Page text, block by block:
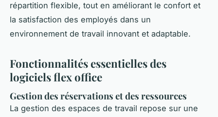
répartition flexible, tout en améliorant le confort et
la satisfaction des employés dans un
environnement de travail innovant et adaptable.
Fonctionnalités essentielles des
logiciels flex office
Gestion des réservations et des ressources
La gestion des espaces de travail repose sur une